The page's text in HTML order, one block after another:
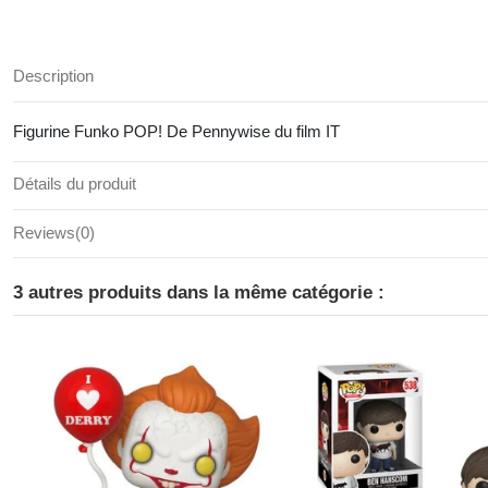
Description
Figurine Funko POP! De Pennywise du film IT
Détails du produit
Reviews(0)
3 autres produits dans la même catégorie :